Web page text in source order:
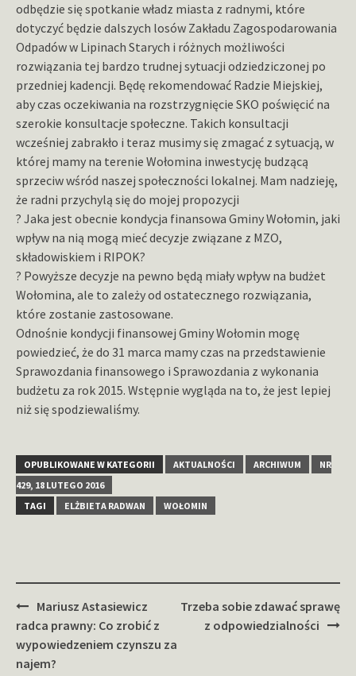
odbędzie się spotkanie władz miasta z radnymi, które
dotyczyć będzie dalszych losów Zakładu Zagospodarowania
Odpadów w Lipinach Starych i różnych możliwości
rozwiązania tej bardzo trudnej sytuacji odziedziczonej po
przedniej kadencji. Będę rekomendować Radzie Miejskiej,
aby czas oczekiwania na rozstrzygnięcie SKO poświęcić na
szerokie konsultacje społeczne. Takich konsultacji
wcześniej zabrakło i teraz musimy się zmagać z sytuacją, w
której mamy na terenie Wołomina inwestycję budzącą
sprzeciw wśród naszej społeczności lokalnej. Mam nadzieję,
że radni przychylą się do mojej propozycji
? Jaka jest obecnie kondycja finansowa Gminy Wołomin, jaki
wpływ na nią mogą mieć decyzje związane z MZO,
składowiskiem i RIPOK?
? Powyższe decyzje na pewno będą miały wpływ na budżet
Wołomina, ale to zależy od ostatecznego rozwiązania,
które zostanie zastosowane.
Odnośnie kondycji finansowej Gminy Wołomin mogę
powiedzieć, że do 31 marca mamy czas na przedstawienie
Sprawozdania finansowego i Sprawozdania z wykonania
budżetu za rok 2015. Wstępnie wygląda na to, że jest lepiej
niż się spodziewaliśmy.
OPUBLIKOWANE W KATEGORII AKTUALNOŚCI ARCHIWUM
NR
429, 18 LUTEGO 2016
TAGI
ELŻBIETA RADWAN WOŁOMIN
Zobacz
wpisy
Mariusz Astasiewicz
radca prawny: Co zrobić z
wypowiedzeniem czynszu za
najem?
Trzeba sobie zdawać sprawę
z odpowiedzialności